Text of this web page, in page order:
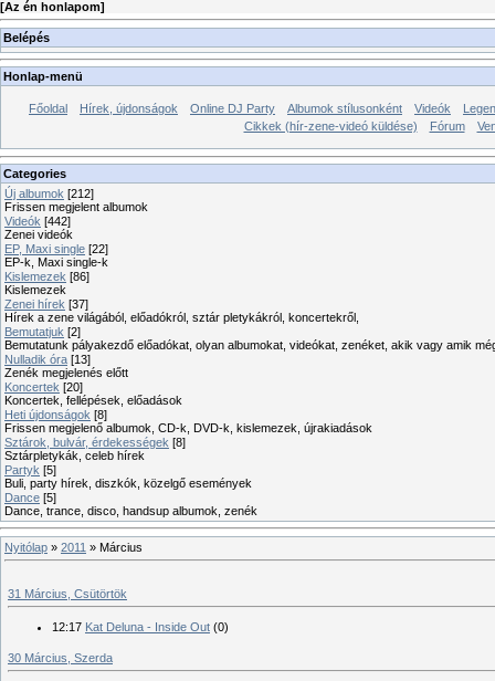
[Az én honlapom]
Belépés
Honlap-menü
Főoldal Hírek, újdonságok Online DJ Party Albumok stílusonként Videók
Cikkek (hír-zene-videó küldése)
Fórum
Categories
Új albumok [212]
Frissen megjelent albumok
Videók [442]
Zenei videók
EP, Maxi single [22]
EP-k, Maxi single-k
Kislemezek [86]
Kislemezek
Zenei hírek [37]
Hírek a zene világából, előadókról, sztár pletykákról, koncertekről,
Bemutatjuk [2]
Bemutatunk pályakezdő előadókat, olyan albumokat, videókat, zenéket, akik vagy amik
Nulladik óra [13]
Zenék megjelenés előtt
Koncertek [20]
Koncertek, fellépések, előadások
Heti újdonságok [8]
Frissen megjelenő albumok, CD-k, DVD-k, kislemezek, újrakiadások
Sztárok, bulvár, érdekességek [8]
Sztárpletykák, celeb hírek
Partyk [5]
Buli, party hírek, diszkók, közelgő események
Dance [5]
Dance, trance, disco, handsup albumok, zenék
Nyitólap » 2011 » Március
31 Március, Csütörtök
12:17 Kat Deluna - Inside Out (0)
30 Március, Szerda